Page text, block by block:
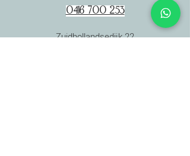
0416 700 253
Zuidhollandsedijk 22